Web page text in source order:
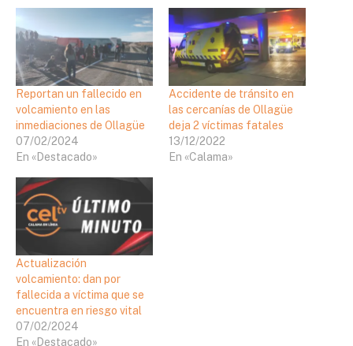
Reportan un fallecido en
volcamiento en las
inmediaciones de Ollagüe
07/02/2024
En «Destacado»
Accidente de tránsito en
las cercanías de Ollagüe
deja 2 víctimas fatales
13/12/2022
En «Calama»
Actualización
volcamiento: dan por
fallecida a víctima que se
encuentra en riesgo vital
07/02/2024
En «Destacado»